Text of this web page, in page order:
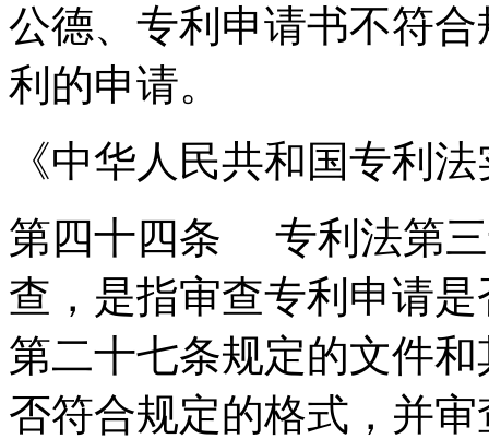
公德、专利申请书不符
利的申请。
《中华人民共和国专利
第四十四条 专利法第三
查，是指审查专利申请
第二十七条规定的文件
否符合规定的格式，并